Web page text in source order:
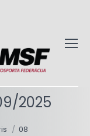
2025
08